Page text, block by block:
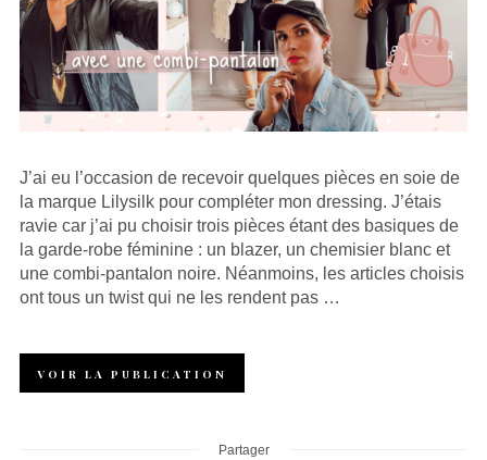
J’ai eu l’occasion de recevoir quelques pièces en soie de
la marque Lilysilk pour compléter mon dressing. J’étais
ravie car j’ai pu choisir trois pièces étant des basiques de
la garde-robe féminine : un blazer, un chemisier blanc et
une combi-pantalon noire. Néanmoins, les articles choisis
ont tous un twist qui ne les rendent pas …
VOIR LA PUBLICATION
Partager